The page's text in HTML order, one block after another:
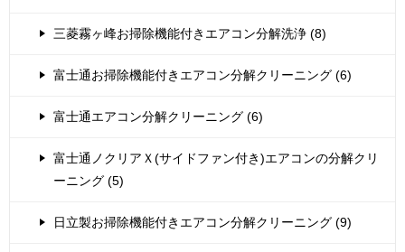
三菱霧ヶ峰お掃除機能付きエアコン分解洗浄 (8)
富士通お掃除機能付きエアコン分解クリーニング (6)
富士通エアコン分解クリーニング (6)
富士通ノクリアＸ(サイドファン付き)エアコンの分解クリ
ーニング (5)
日立製お掃除機能付きエアコン分解クリーニング (9)